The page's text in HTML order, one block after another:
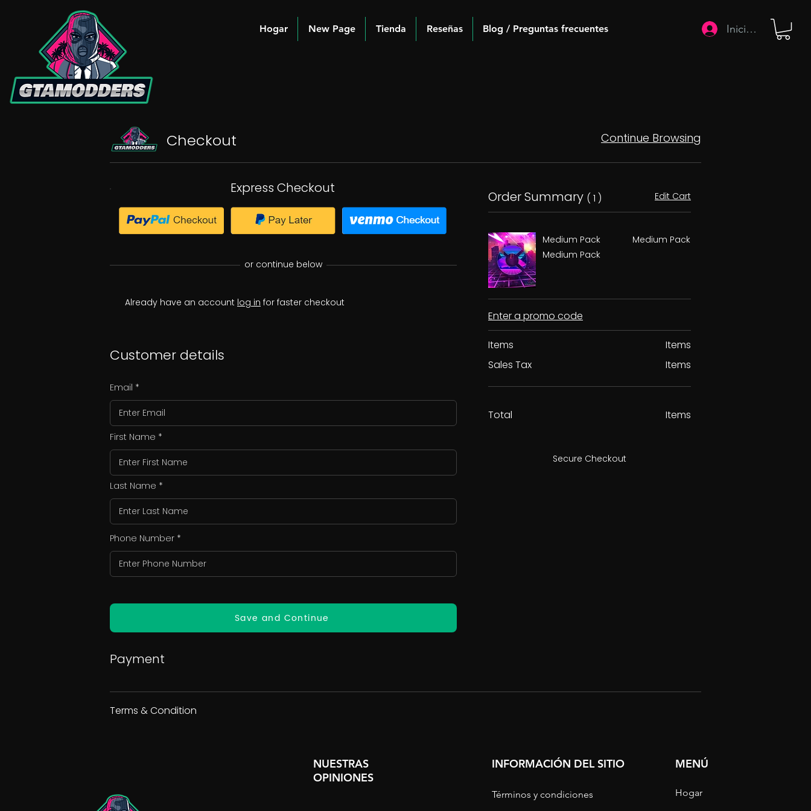
Hogar New Page Tienda Reseñas Blog / Preguntas frecuentes Iniciar sesión
Checkout Continue Browsing
Express Checkout
or continue below
Already have an account log in for faster checkout
Customer details
Email
First Name
Last Name
Phone Number
Save and Continue
Order Summary ( 1 ) Edit Cart
Medium Pack
Medium Pack
Medium Pack
Enter a promo code
Items
Sales Tax
Items
Items
Total Items
Secure Checkout
Payment
Terms & Condition
NUESTRAS
OPINIONES
INFORMACIÓN DEL SITIO
Términos y condiciones
MENÚ
Hogar